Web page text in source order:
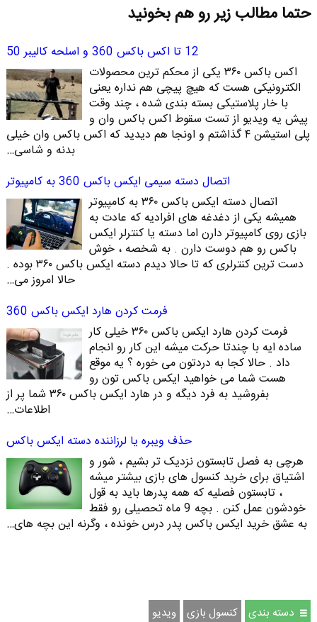
حتما مطالب زیر رو هم بخونید
12 تا اکس باکس 360 و اسلحه کالیبر 50
اکس باکس ۳۶۰ یکی از محکم ترین محصولات
الکترونیکی هست که هیچ پیچی هم نداره یعنی
با خار پلاستیکی بسته بندی شده ، چند وقت
پیش یه ویدیو از تست سقوط اکس باکس وان و
پلی استیشن ۴ گذاشتم و اونجا هم دیدید که اکس باکس وان خیلی
بدنه و شاسی…
اتصال دسته سیمی ایکس باکس 360 به کامپیوتر
اتصال دسته ایکس باکس ۳۶۰ به کامپیوتر
همیشه یکی از دغدغه های افرادیه که عادت به
بازی روی کامپیوتر دارن اما دسته یا کنترلر ایکس
باکس رو هم دوست دارن . به شخصه ، خوش
دست ترین کنترلری که تا حالا دیدم دسته ایکس باکس ۳۶۰ بوده .
حالا امروز می…
فرمت کردن هارد ایکس باکس 360
فرمت کردن هارد ایکس باکس ۳۶۰ خیلی کار
ساده ایه با چندتا حرکت میشه این کار رو انجام
داد . حالا کجا به دردتون می خوره ؟ یه موقع
هست شما می خواهید ایکس باکس تون رو
بفروشید به فرد دیگه و در هارد ایکس باکس ۳۶۰ شما پر از
اطلاعات…
حذف ویبره یا لرزاننده دسته ایکس باکس
هرچی به فصل تابستون نزدیک تر بشیم ، شور و
اشتیاق برای خرید کنسول های بازی بیشتر میشه
، تابستون فصلیه که همه پدرها باید به قول
خودشون عمل کنن . بچه 9 ماه تحصیلی رو فقط
به عشق خرید ایکس باکس پدر درس خونده ، وگرنه این بچه های…
دسته بندی کنسول بازی ویدیو